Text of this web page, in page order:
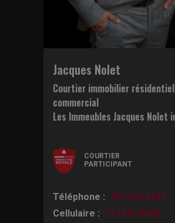
Jacques Nolet
Courtier immobilier
commercial
Les Immeubles Jacques Nolet
COURTIER
PARTICIPANT
Téléphone : 450.449.4949
Cellulaire : 514.266.8688